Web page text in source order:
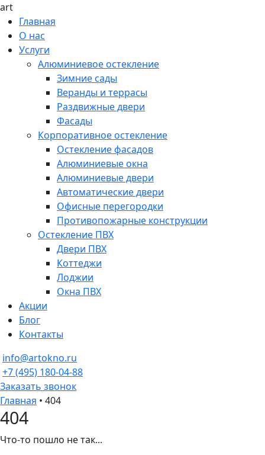
art
Главная
О нас
Услуги
Алюминиевое остекление
Зимние сады
Веранды и террасы
Раздвижные двери
Фасады
Корпоративное остекление
Остекление фасадов
Алюминиевые окна
Алюминиевые двери
Автоматические двери
Офисные перегородки
Противопожарные конструкции
Остекление ПВХ
Двери ПВХ
Коттеджи
Лоджии
Окна ПВХ
Акции
Блог
Контакты
info@artokno.ru
+7 (495) 180-04-88
Заказать звонок
Главная • 404
404
Что-то пошло не так...